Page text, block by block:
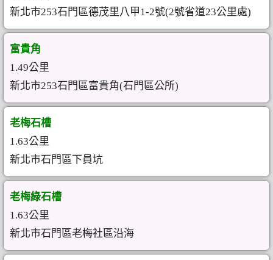
新北市253石門區德茂里八甲1-2號(2號省道23公里處)
富貴角
1.49公里
新北市253石門區富貴角(石門區公所)
老梅石槽
1.63公里
新北市石門區下員坑
老梅綠石槽
1.63公里
新北市石門區老梅社區沿海